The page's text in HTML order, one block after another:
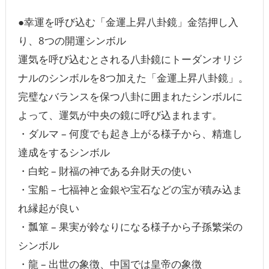
●幸運を呼び込む「金運上昇八卦鏡」金箔押し入
り、8つの開運シンボル
運気を呼び込むとされる八卦鏡にトーダンオリジ
ナルのシンボルを8つ加えた「金運上昇八卦鏡」。
完璧なバランスを保つ八卦に囲まれたシンボルに
よって、運気が中央の鏡に呼び込まれます。
・ダルマ – 何度でも起き上がる様子から、精進し
達成をするシンボル
・白蛇 – 財福の神である弁財天の使い
・宝船 – 七福神と金銀や宝石などの宝が積み込ま
れ縁起が良い
・瓢箪 – 果実が鈴なりになる様子から子孫繁栄の
シンボル
・龍 – 出世の象徴、中国では皇帝の象徴